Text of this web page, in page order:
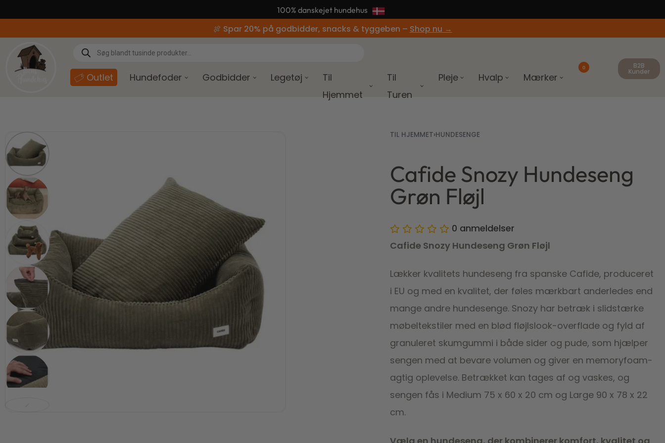
📦 95% af alle ordrer afsendes samme dag
🍖 Spar 20% på godbidder, snacks & tyggeben – Shop nu →
Outlet Hundefoder Godbidder Legetøj
Til
Hjemmet
Til
Turen
Pleje Hvalp Mærker
0 B2B
Kunder
TIL HJEMMET›HUNDESENGE
Cafide Snozy Hundeseng
Grøn Fløjl
0 anmeldelser
Cafide Snozy Hundeseng Grøn Fløjl
Lækker kvalitets hundeseng fra spanske Cafide, produceret
i EU og med en kvalitet, der føles mærkbart anderledes end
mange andre hundesenge. Snozy har betræk i slidstærke
møbeltekstiler med en blød fløjlslook-overflade og fyld af
granuleret skumgummi i både sider og pude, som hjælper
sengen med at bevare volumen og giver en memoryfoam-
agtig oplevelse. Betrækket kan tages af og vaskes, og
sengen fås i Medium 75 x 60 x 20 cm og Large 90 x 78 x 22
cm.